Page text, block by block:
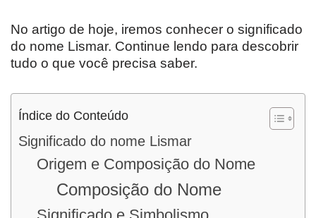
No artigo de hoje, iremos conhecer o significado
do nome Lismar. Continue lendo para descobrir
tudo o que você precisa saber.
Índice do Conteúdo
Significado do nome Lismar
Origem e Composição do Nome
Composição do Nome